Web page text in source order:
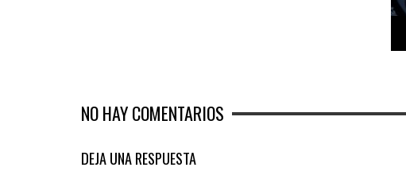
NO HAY COMENTARIOS
DEJA UNA RESPUESTA